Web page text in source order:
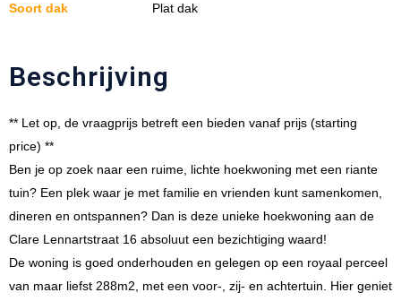
Soort dak Plat dak
Beschrijving
** Let op, de vraagprijs betreft een bieden vanaf prijs (starting
price) **
Ben je op zoek naar een ruime, lichte hoekwoning met een riante
tuin? Een plek waar je met familie en vrienden kunt samenkomen,
dineren en ontspannen? Dan is deze unieke hoekwoning aan de
Clare Lennartstraat 16 absoluut een bezichtiging waard!
De woning is goed onderhouden en gelegen op een royaal perceel
van maar liefst 288m2, met een voor-, zij- en achtertuin. Hier geniet